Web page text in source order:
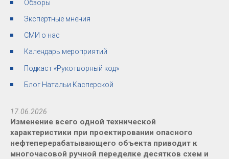
Обзоры
Экспертные мнения
СМИ о нас
Календарь мероприятий
Подкаст «Рукотворный код»
Блог Натальи Касперской
17.06.2026
Изменение всего одной технической
характеристики при проектировании опасного
нефтеперерабатывающего объекта приводит к
многочасовой ручной переделке десятков схем и